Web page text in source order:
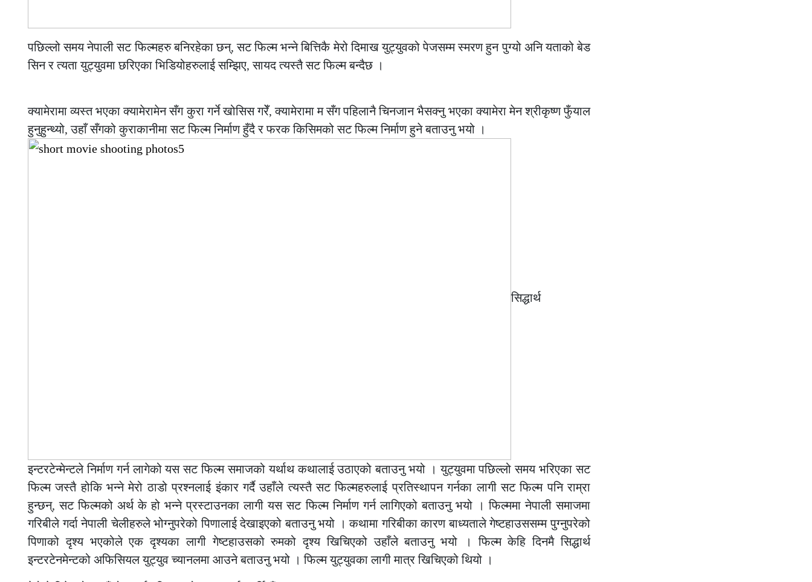
पछिल्लो समय नेपाली सट फिल्महरु बनिरहेका छन्, सट फिल्म भन्ने बित्तिकै मेरो दिमाख युट्युवको पेजसम्म स्मरण हुन पुग्यो अनि यताको बेड
सिन र त्यता युट्युवमा छरिएका भिडियोहरुलाई सम्झिए, सायद त्यस्तै सट फिल्म बन्दैछ ।
क्यामेरामा व्यस्त भएका क्यामेरामेन सँग कुरा गर्ने खोसिस गरेँ, क्यामेरामा म सँग पहिलानै चिनजान भैसक्नु भएका क्यामेरा मेन श्रीकृष्ण फुँयाल
हुनुहुन्थ्यो, उहाँ सँगको कुराकानीमा सट फिल्म निर्माण हुँदै र फरक किसिमको सट फिल्म निर्माण हुने बताउनु भयो ।
सिद्धार्थ
इन्टरटेन्मेन्टले निर्माण गर्न लागेको यस सट फिल्म समाजको यर्थाथ कथालाई उठाएको बताउनु भयो । युट्युवमा पछिल्लो समय भरिएका सट
फिल्म जस्तै होकि भन्ने मेरो ठाडो प्रश्नलाई इंकार गर्दै उहाँले त्यस्तै सट फिल्महरुलाई प्रतिस्थापन गर्नका लागी सट फिल्म पनि राम्रा
हुन्छन्, सट फिल्मको अर्थ के हो भन्ने प्रस्टाउनका लागी यस सट फिल्म निर्माण गर्न लागिएको बताउनु भयो । फिल्ममा नेपाली समाजमा
गरिबीले गर्दा नेपाली चेलीहरुले भोग्नुपरेको पिणालाई देखाइएको बताउनु भयो । कथामा गरिबीका कारण बाध्यताले गेष्टहाउससम्म पुग्नुपरेको
पिणाको दृश्य भएकोले एक दृश्यका लागी गेष्टहाउसको रुमको दृश्य खिचिएको उहाँले बताउनु भयो । फिल्म केहि दिनमै सिद्धार्थ
इन्टरटेनमेन्टको अफिसियल युट्युव च्यानलमा आउने बताउनु भयो । फिल्म युट्युवका लागी मात्र खिचिएको थियो ।